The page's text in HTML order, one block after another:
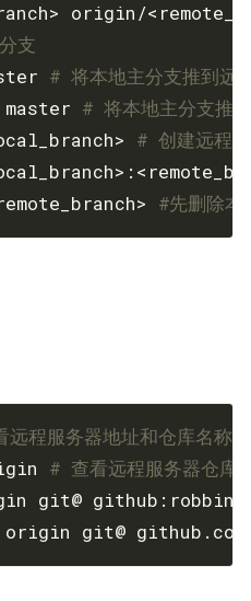
origin/
支
# 将本地主分支推到远
# 将本地主分支推
# 创建远程
#先删除
远程服务器地址和仓库名称
# 查看远程服务器仓库
git@
git@